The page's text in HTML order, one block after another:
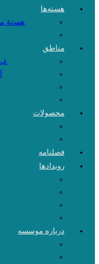
هسته‌ها
هستهٔ
مناطق
محصولات
فصلنامه
رویدادها
درباره موسسه